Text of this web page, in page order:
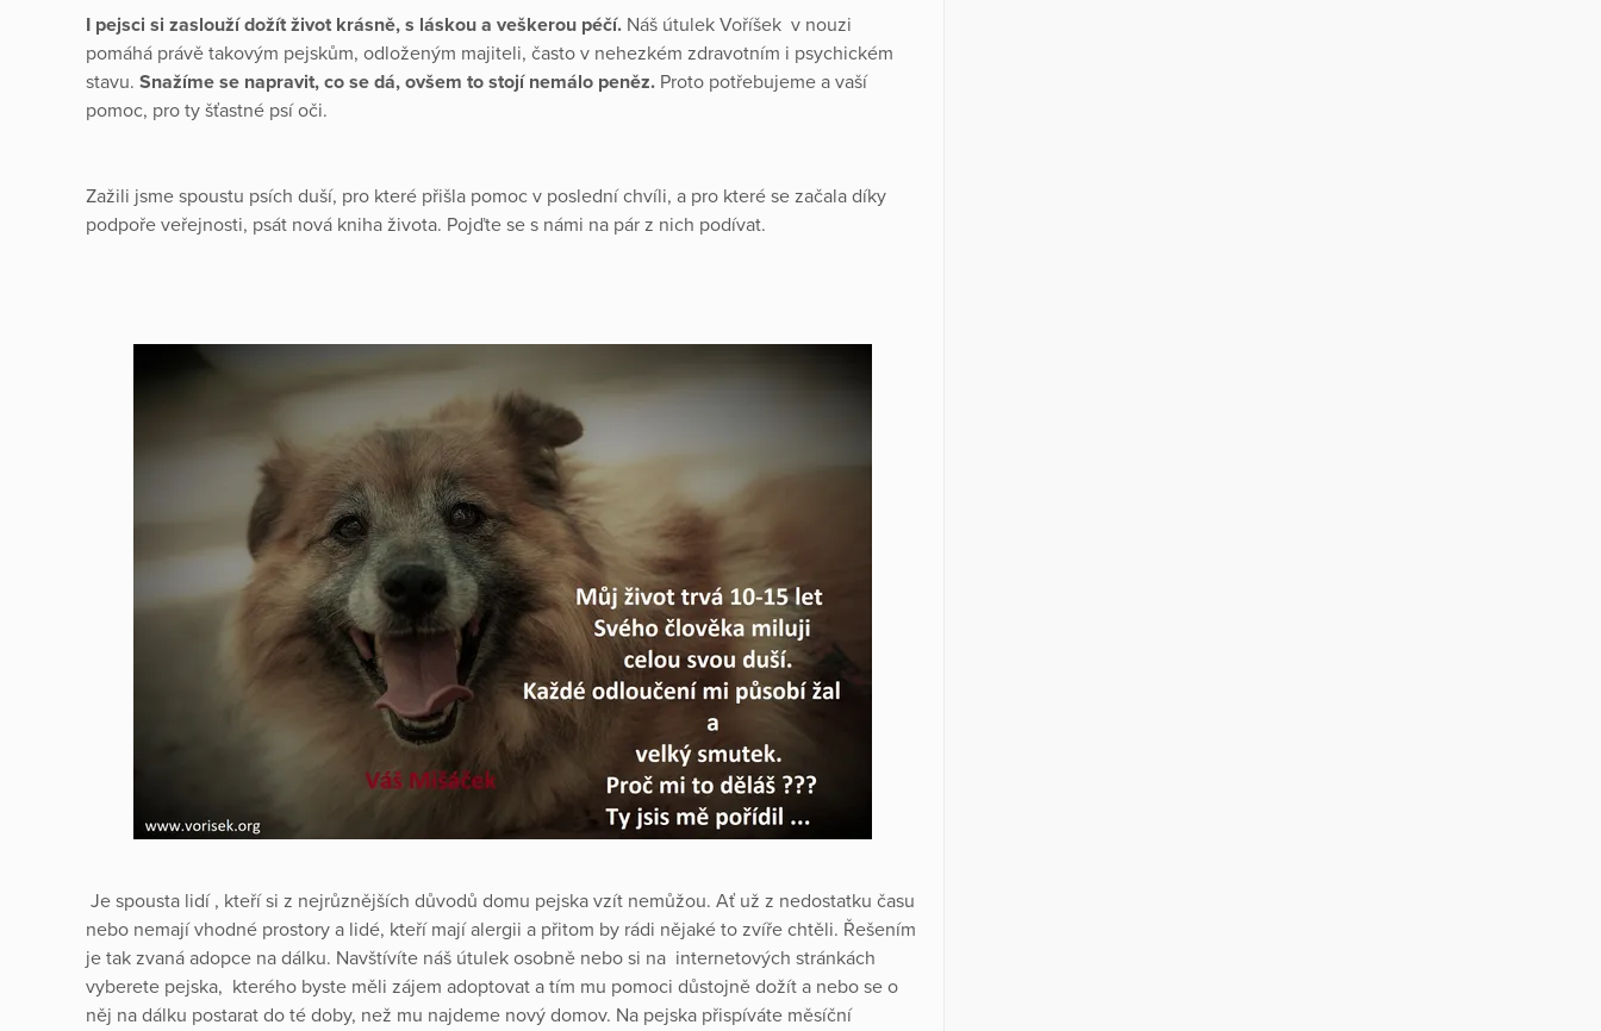
I pejsci si zaslouží dožít život krásně, s láskou a veškerou péčí. Náš útulek Voříšek v nouzi
pomáhá právě takovým pejskům, odloženým majiteli, často v nehezkém zdravotním i psychickém
stavu. Snažíme se napravit, co se dá, ovšem to stojí nemálo peněz. Proto potřebujeme a vaší
pomoc, pro ty šťastné psí oči.
Zažili jsme spoustu psích duší, pro které přišla pomoc v poslední chvíli, a pro které se začala díky
podpoře veřejnosti, psát nová kniha života. Pojďte se s námi na pár z nich podívat.
Je spousta lidí , kteří si z nejrůznějších důvodů domu pejska vzít nemůžou. Ať už z nedostatku času
nebo nemají vhodné prostory a lidé, kteří mají alergii a přitom by rádi nějaké to zvíře chtěli. Řešením
je tak zvaná adopce na dálku. Navštívíte náš útulek osobně nebo si na internetových stránkách
vyberete pejska, kterého byste měli zájem adoptovat a tím mu pomoci důstojně dožít a nebo se o
něj na dálku postarat do té doby, než mu najdeme nový domov. Na pejska přispíváte měsíční